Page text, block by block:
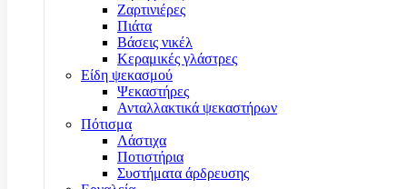
Ζαρτινιέρες
Πιάτα
Βάσεις νικέλ
Κεραμικές γλάστρες
Είδη ψεκασμού
Ψεκαστήρες
Ανταλλακτικά ψεκαστήρων
Πότισμα
Λάστιχα
Ποτιστήρια
Συστήματα άρδρευσης